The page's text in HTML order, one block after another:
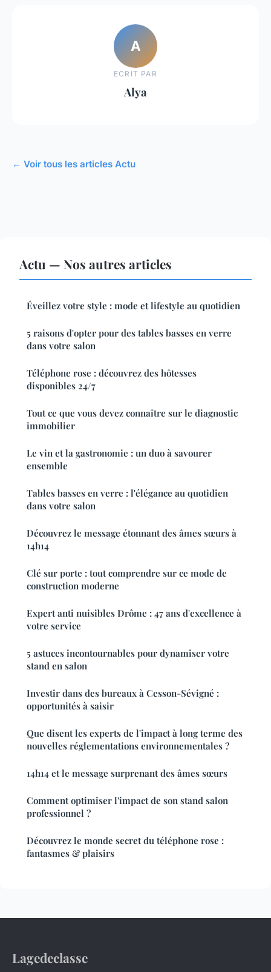
A
ECRIT PAR
Alya
← Voir tous les articles Actu
Actu — Nos autres articles
Éveillez votre style : mode et lifestyle au quotidien
5 raisons d'opter pour des tables basses en verre
dans votre salon
Téléphone rose : découvrez des hôtesses
disponibles 24/7
Tout ce que vous devez connaître sur le diagnostic
immobilier
Le vin et la gastronomie : un duo à savourer
ensemble
Tables basses en verre : l'élégance au quotidien
dans votre salon
Découvrez le message étonnant des âmes sœurs à
14h14
Clé sur porte : tout comprendre sur ce mode de
construction moderne
Expert anti nuisibles Drôme : 47 ans d'excellence à
votre service
5 astuces incontournables pour dynamiser votre
stand en salon
Investir dans des bureaux à Cesson-Sévigné :
opportunités à saisir
Que disent les experts de l'impact à long terme des
nouvelles réglementations environnementales ?
14h14 et le message surprenant des âmes sœurs
Comment optimiser l'impact de son stand salon
professionnel ?
Découvrez le monde secret du téléphone rose :
fantasmes & plaisirs
Lagedeclasse